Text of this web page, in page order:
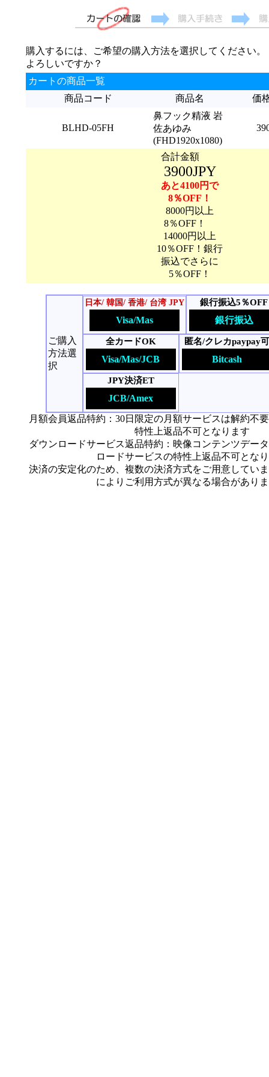
購入するには、ご希望の購入方法を選択してください。
よろしいですか？
カートの商品一覧
商品コード
商品名 価
BLHD-05FH
鼻フック精液 岩
佐あゆみ
(FHD1920x1080)
合計金額
3900JPY
あと4100円で
8％OFF！
8000円以上
8％OFF！
14000円以上
10％OFF！銀行
振込でさらに
5％OFF！
ご購入
方法選
択
日本/ 韓国/ 香港/ 台湾 JPY
Visa/Mas
銀行振込5％OFF
銀行振込
全カードOK
Visa/Mas/JCB
匿名/クレカpaypay可
Bitcash
JPY決済ET
JCB/Amex
月額会員返品特約：30日限定の月額サービスは解約不
特性上返品不可となります
ダウンロードサービス返品特約：映像コンテンツデー
ロードサービスの特性上返品不可とな
決済の安定化のため、複数の決済方式をご用意してい
によりご利用方式が異なる場合があり